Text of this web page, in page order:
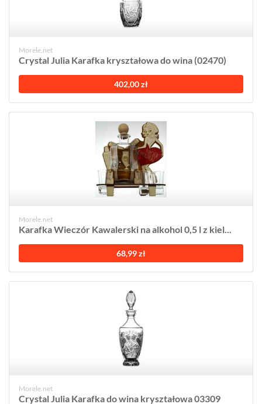
Morele.net
Crystal Julia Karafka kryształowa do wina (02470)
402,00 zł
Morele.net
Karafka Wieczór Kawalerski na alkohol 0,5 l z kiel...
68,99 zł
Morele.net
Crystal Julia Karafka do wina kryształowa 03309